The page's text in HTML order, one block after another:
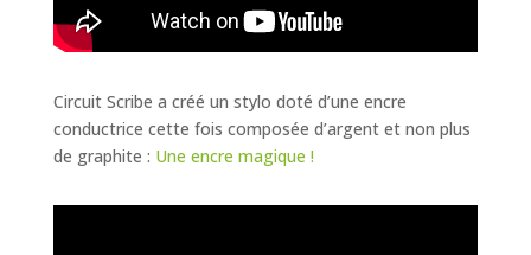
Circuit Scribe a créé un stylo doté d’une encre
conductrice cette fois composée d’argent et non plus
de graphite : Une encre magique !